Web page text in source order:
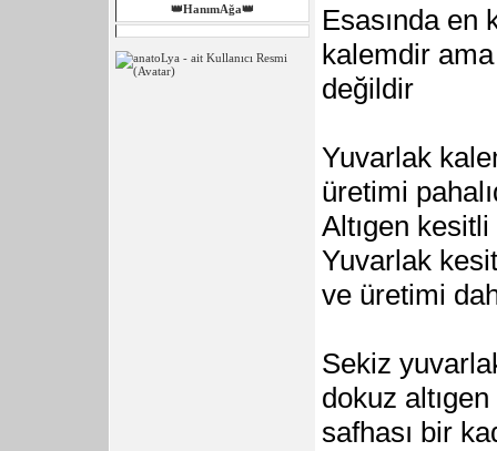
👑HanımAğa👑
Esasında
kalemdir
değildir
Yuvarlak
üretimi
Altıgen
Yuvarlak
ve üretimi
Sekiz
dokuz
safhası bir